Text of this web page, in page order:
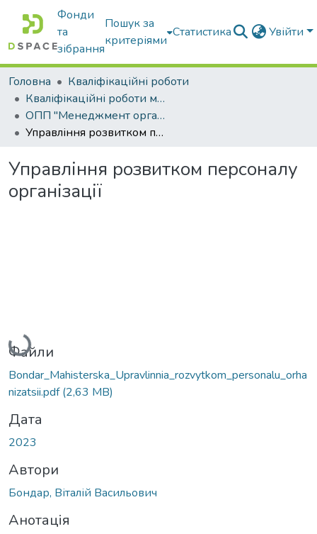
Фонди
та
зібрання
Пошук за
критеріями
Статистика Увійти
Головна
Кваліфікаційні роботи
Кваліфікаційні роботи магістрів
ОПП "Менеджмент організацій і адміністрування"
Управління розвитком персоналу організації
Управління розвитком персоналу
організації
Вантажиться...
Файли
Bondar_Mahisterska_Upravlinnia_rozvytkom_personalu_orha
nizatsii.pdf(2,63 MB)
Дата
2023
Автори
Бондар, Віталій Васильович
Анотація